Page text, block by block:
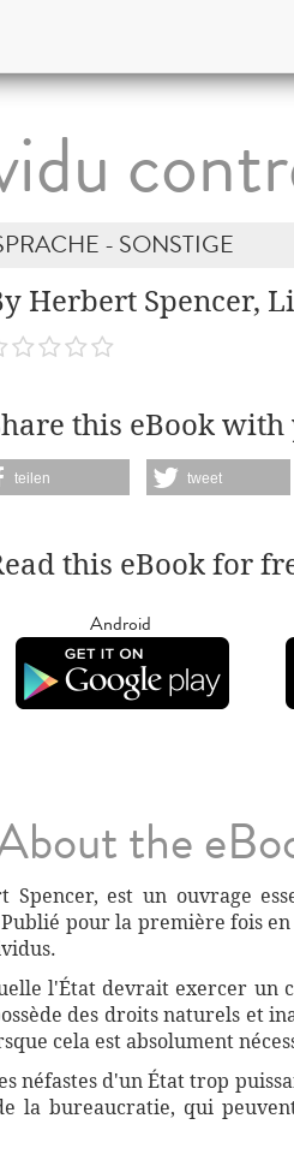
- SONSTIGE
Herbert Spencer,
this eBook
teilen tweet
this eBook for
Android
the
est un ouvrage
pour la première fois
l'État devrait exercer un
des droits naturels et
cela est absolument
néfastes d'un État trop
la bureaucratie, qui